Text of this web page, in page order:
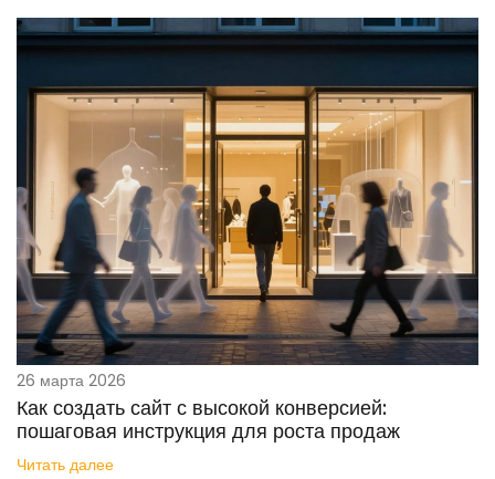
26 марта 2026
Как создать сайт с высокой конверсией:
пошаговая инструкция для роста продаж
Читать далее